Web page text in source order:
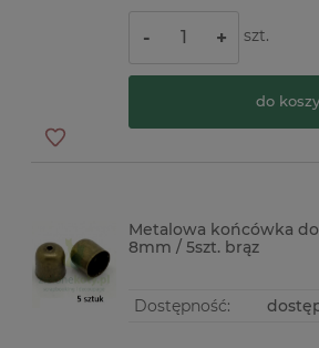
- + szt.
do
Metalowa końcówka
8mm / 5szt. brąz
Dostępność: